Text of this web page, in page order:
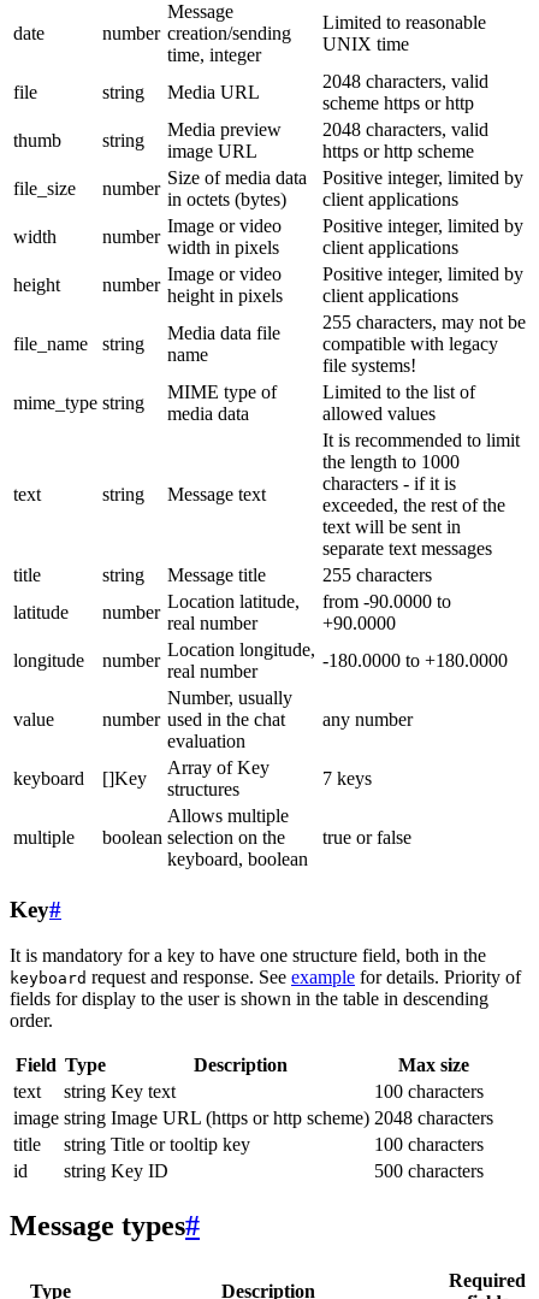
date number
Message
creation/sending
time, integer
Limited to reasonable
UNIX time
file string Media URL
2048 characters, valid
scheme https or http
thumb
string
Media preview
image URL
2048 characters, valid
https or http scheme
file_size
number
Size of media data
in octets (bytes)
Positive integer, limited by
client applications
width
number
Image or video
width in pixels
Positive integer, limited by
client applications
height
number
Image or video
height in pixels
Positive integer, limited by
client applications
file_name string
Media data file
name
255 characters, may not be
compatible with legacy
file systems!
mime_type string
MIME type of
media data
Limited to the list of
allowed values
text string Message text
It is recommended to limit
the length to 1000
characters - if it is
exceeded, the rest of the
text will be sent in
separate text messages
title
string Message title
255 characters
latitude
number
Location latitude,
real number
from -90.0000 to
+90.0000
longitude
number
Location longitude,
real number
-180.0000 to +180.0000
value number
Number, usually
used in the chat
evaluation
any number
keyboard []Key
Array of Key
structures
7 keys
multiple boolean
Allows multiple
selection on the
keyboard, boolean
true or false
Key#
It is mandatory for a key to have one structure field, both in the
keyboard request and response. See example for details. Priority of
fields for display to the user is shown in the table in descending
order.
Field Type Description
Max size
text
string Key text
100 characters
image string Image URL (https or http scheme) 2048 characters
title
string Title or tooltip key
100 characters
id
string Key ID 500 characters
Message types#
Type Description
Required